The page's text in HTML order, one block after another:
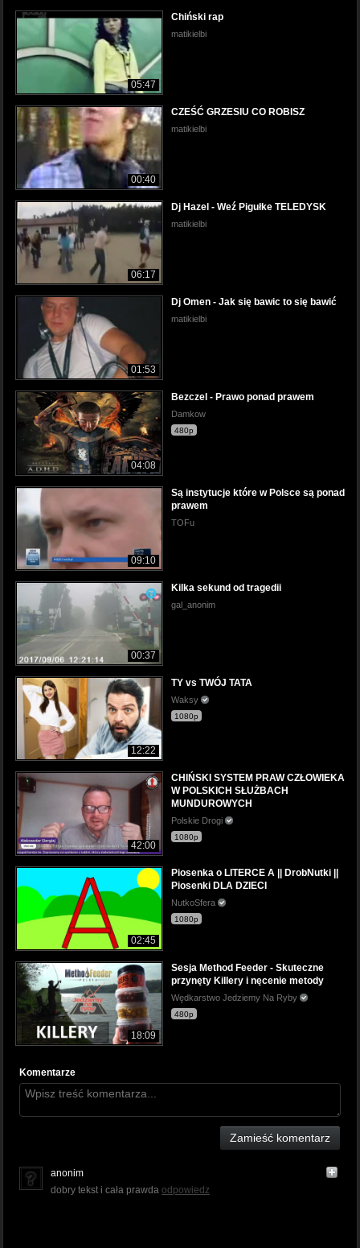
05:47
Chiński rap
matikielbi
00:40
CZEŚĆ GRZESIU CO ROBISZ
matikielbi
06:17
Dj Hazel - Weź Pigułke TELEDYSK
matikielbi
01:53
Dj Omen - Jak się bawic to się bawić
matikielbi
04:08
Bezczel - Prawo ponad prawem
Damkow
480p
09:10
Są instytucje które w Polsce są ponad
prawem
TOFu
00:37
Kilka sekund od tragedii
gal_anonim
12:22
TY vs TWÓJ TATA
Waksy
1080p
42:00
CHIŃSKI SYSTEM PRAW CZŁOWIEKA
W POLSKICH SŁUŻBACH
MUNDUROWYCH
Polskie Drogi
1080p
02:45
Piosenka o LITERCE A || DrobNutki ||
Piosenki DLA DZIECI
NutkoSfera
1080p
18:09
Sesja Method Feeder - Skuteczne
przynęty Killery i nęcenie metody
Wędkarstwo Jedziemy Na Ryby
480p
Komentarze
Zamieść komentarz
anonim
dobry tekst i cała prawda odpowiedz